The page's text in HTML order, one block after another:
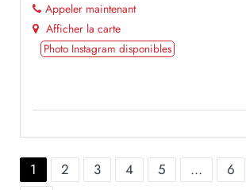
Afficher la carte
Photo Instagram disponibles
11